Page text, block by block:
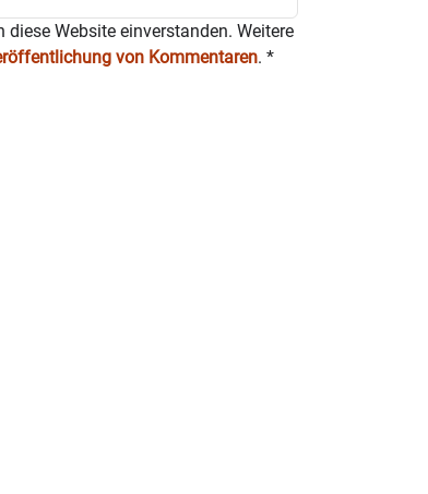
Website einverstanden. Weitere
von Kommentaren. *